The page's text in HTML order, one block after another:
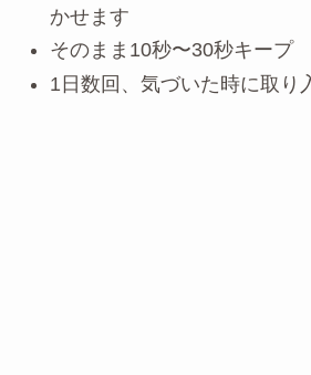
かせます
そのまま10秒〜30秒キープ
1日数回、気づいた時に取り